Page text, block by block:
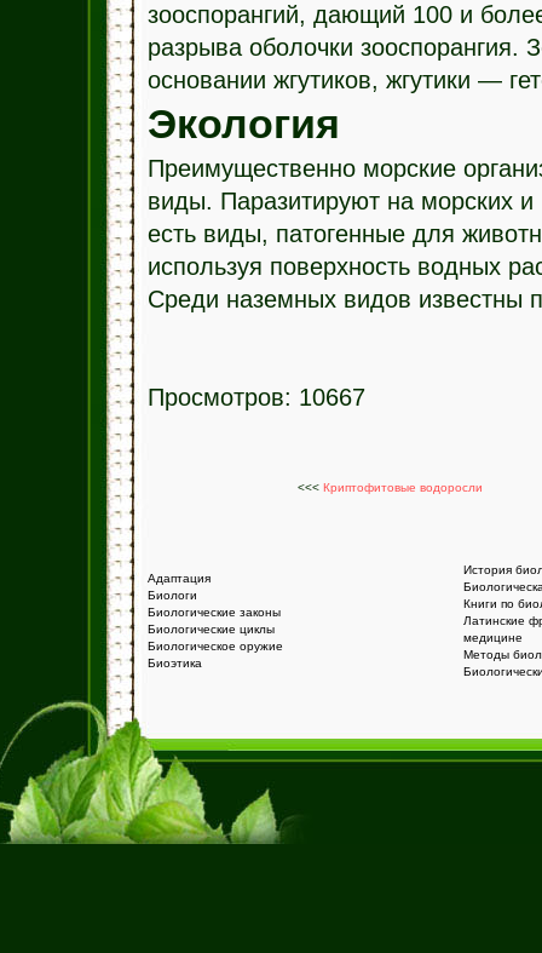
зооспорангий, дающий 100 и
разрыва оболочки
основании жгутиков, жгутики —
Экология
Преимущественно морские
виды. Паразитируют на морских
есть виды, патогенные для
используя поверхность водных
Среди наземных видов известны
Просмотров: 10667
<<< Криптофитовые водоросли
Адаптация
Биологи
Биологические законы
Биологические циклы
Биологическое оружие
Биоэтика
История
Книги по
Латинские
медицине
Методы